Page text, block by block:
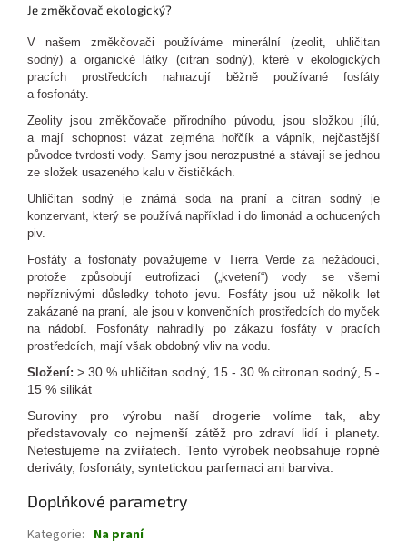
Je změkčovač ekologický?
V našem změkčovači používáme minerální (zeolit, uhličitan
sodný) a organické látky (citran sodný), které v ekologických
pracích prostředcích nahrazují běžně používané fosfáty
a fosfonáty.
Zeolity jsou změkčovače přírodního původu, jsou složkou jílů,
a mají schopnost vázat zejména hořčík a vápník, nejčastější
původce tvrdosti vody. Samy jsou nerozpustné a stávají se jednou
ze složek usazeného kalu v čističkách.
Uhličitan sodný je známá soda na praní a citran sodný je
konzervant, který se používá například i do limonád a ochucených
piv.
Fosfáty a fosfonáty považujeme v Tierra Verde za nežádoucí,
protože způsobují eutrofizaci („kvetení“) vody se všemi
nepříznivými důsledky tohoto jevu. Fosfáty jsou už několik let
zakázané na praní, ale jsou v konvenčních prostředcích do myček
na nádobí. Fosfonáty nahradily po zákazu fosfáty v pracích
prostředcích, mají však obdobný vliv na vodu.
Složení: > 30 % uhličitan sodný, 15 - 30 % citronan sodný, 5 -
15 % silikát
Suroviny pro výrobu naší drogerie volíme tak, aby
představovaly co nejmenší zátěž pro zdraví lidí i planety.
Netestujeme na zvířatech. Tento výrobek neobsahuje ropné
deriváty, fosfonáty, syntetickou parfemaci ani barviva.
Doplňkové parametry
Kategorie: Na praní